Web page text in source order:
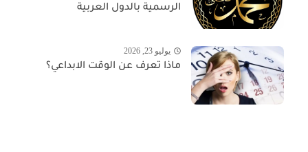
الرسمية بالدول العربية
يوليو 23, 2026
ماذا تعرف عن الوقت الابداعي؟